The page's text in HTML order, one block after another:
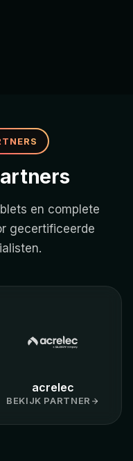
en complete
gecertificeerde
acrelec
BEKIJK PARTNER